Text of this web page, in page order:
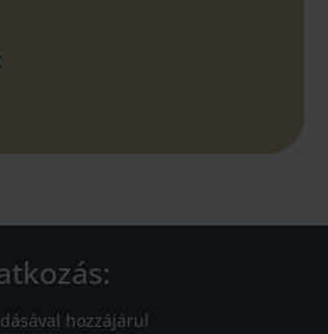
hozzájárul